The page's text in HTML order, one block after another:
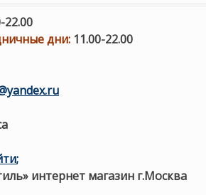
22.00
дни: 11.00-22.00
;
интернет магазин г.Москва